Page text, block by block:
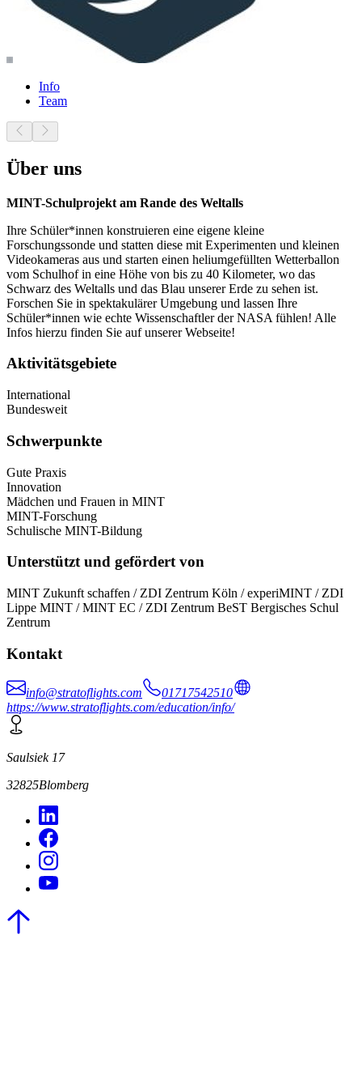
Info
Team
Über uns
MINT-Schulprojekt am Rande des Weltalls
Ihre Schüler*innen konstruieren eine eigene kleine
Forschungssonde und statten diese mit Experimenten und kleinen
Videokameras aus und starten einen heliumgefüllten Wetterballon
vom Schulhof in eine Höhe von bis zu 40 Kilometer, wo das
Schwarz des Weltalls und das Blau unserer Erde zu sehen ist.
Forschen Sie in spektakulärer Umgebung und lassen Ihre
Schüler*innen wie echte Wissenschaftler der NASA fühlen! Alle
Infos hierzu finden Sie auf unserer Webseite!
Aktivitätsgebiete
International
Bundesweit
Schwerpunkte
Gute Praxis
Innovation
Mädchen und Frauen in MINT
MINT-Forschung
Schulische MINT-Bildung
Unterstützt und gefördert von
MINT Zukunft schaffen / ZDI Zentrum Köln / experiMINT / ZDI
Lippe MINT / MINT EC / ZDI Zentrum BeST Bergisches Schul
Zentrum
Kontakt
info@stratoflights.com
01717542510
https://www.stratoflights.com/education/info/
Saulsiek 17
32825Blomberg